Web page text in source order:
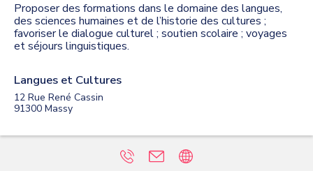
Proposer des formations dans le domaine des langues,
des sciences humaines et de l’historie des cultures ;
favoriser le dialogue culturel ; soutien scolaire ; voyages
et séjours linguistiques.
Langues et Cultures
12 Rue René Cassin
91300 Massy